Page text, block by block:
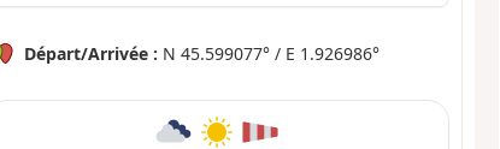
Départ/Arrivée : N 45.599077° / E 1.926986°